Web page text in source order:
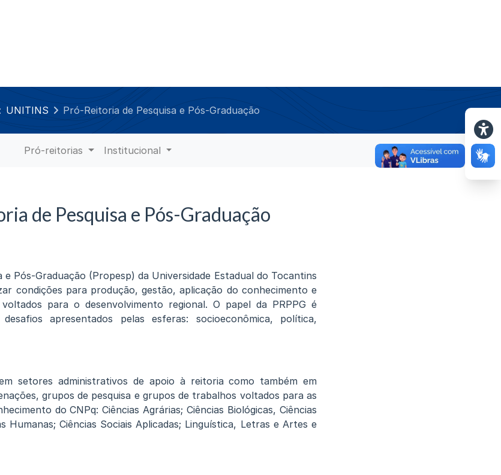
UNITINS Pró-Reitoria de Pesquisa e Pós-Graduação
Pró-reitorias Institucional
de Pesquisa e Pós-Graduação
e Pós-Graduação (Propesp) da Universidade Estadual do Tocantins
condições para produção, gestão, aplicação do conhecimento e
para o desenvolvimento regional. O papel da PRPPG é
apresentados pelas esferas: socioeconômica, política,
setores administrativos de apoio à reitoria como também em
grupos de pesquisa e grupos de trabalhos voltados para as
do CNPq: Ciências Agrárias; Ciências Biológicas, Ciências
Humanas; Ciências Sociais Aplicadas; Linguística, Letras e Artes e